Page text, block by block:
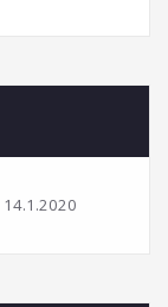
14.1.2020